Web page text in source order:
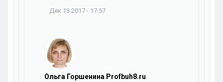
Дек 13 2017 - 17:57
Ольга Горшенина Profbuh8.ru